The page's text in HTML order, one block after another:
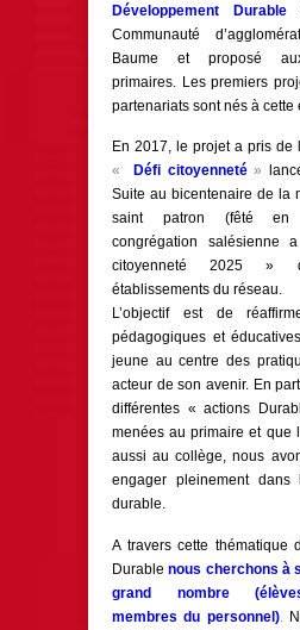
Développement Durable
Communauté
Baume et proposé
primaires. Les premiers
partenariats sont nés à cette
En 2017, le projet a pris de
«
Défi citoyenneté»
Suite au bicentenaire de la
saint patron (fêté en
congrégation salésienne
citoyenneté 2025 »
établissements du réseau.
L’objectif est de
pédagogiques et
jeune au centre des
acteur de son avenir. En
différentes « actions
menées au primaire et que
aussi au collège, nous
engager pleinement dans
durable.
A travers cette thématique
Durable nous cherchons à
grand nombre
membres du personnel).